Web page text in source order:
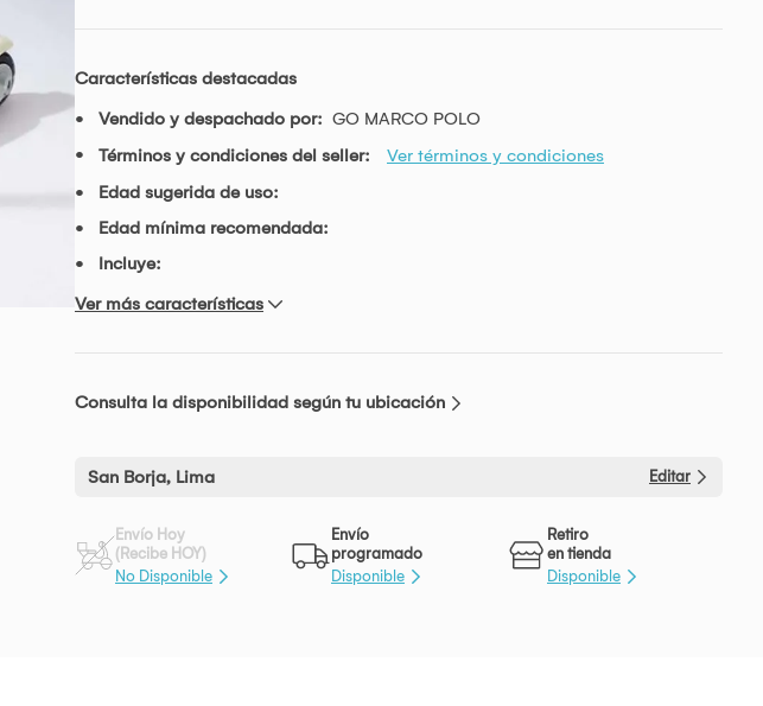
Características destacadas
Vendido y despachado por: GO MARCO POLO
Términos y condiciones del seller:
Ver términos y condiciones
Edad sugerida de uso:
Edad mínima recomendada:
Incluye:
Ver más características
Consulta la disponibilidad según tu ubicación
San Borja, Lima Editar
Envío Hoy
(Recibe HOY)
No Disponible
Envío
programado
Disponible
Retiro
en tienda
Disponible